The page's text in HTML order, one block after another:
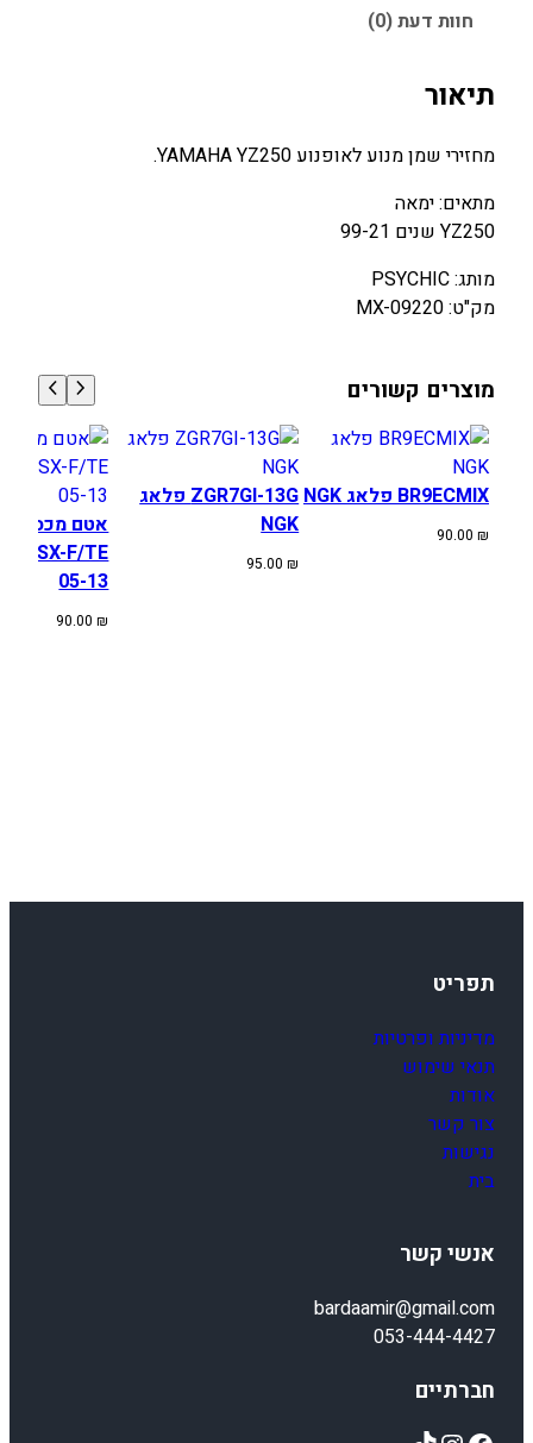
ר
י
מ
ן
מ
ו
ע
M
A
H
A
Y
Z
חוות דעת (0)
תיאור
מחזירי שמן מנוע לאופנוע YAMAHA YZ250.
מתאים: ימאה
YZ250 שנים 99-21
מותג: PSYCHIC
מק"ט: MX-09220
מוצרים קשורים
BR9ECMIX פלאג NGK
90.00 ₪
ZGR7GI-13G פלאג
NGK
95.00₪
אטם מכסה
SX-F/TE
05-13
90.00₪
תפריט
מדיניות ופרטיות
תנאי שימוש
אודות
צור קשר
נגישות
בית
אנשי קשר
bardaamir@gmail.com
053-444-4427
חברתיים